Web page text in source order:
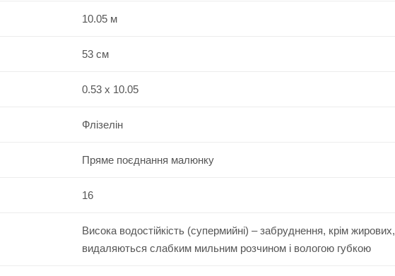
10.05 м
53 см
0.53 x 10.05
Флізелін
Пряме поєднання малюнку
16
Висока водостійкість (супермийні) – забруднення, крім жирових,
видаляються слабким мильним розчином і вологою губкою